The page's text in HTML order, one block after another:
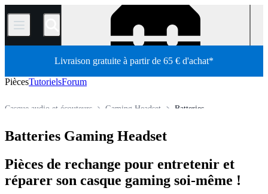
/
Livraison gratuite à partir de 65 € d'achat*
PiècesTutorielsForum
Batteries
Gaming Headset
Casque audio et écouteurs
Batteries Gaming Headset
Pièces de rechange pour entretenir et
réparer son casque gaming soi-même !